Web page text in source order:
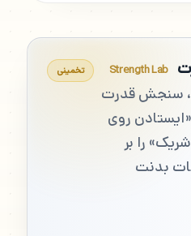
Strength Lab
سنجش قدرت
روی
را بر
بدنت
تخمینی